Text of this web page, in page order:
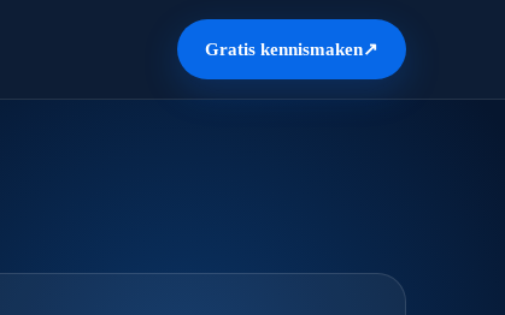
Gratis kennismaken↗